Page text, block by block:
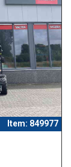
Item: 849977